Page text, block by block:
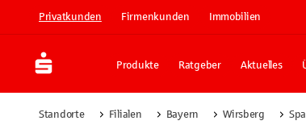
Privatkunden Firmenkunden Immobilien
Produkte Ratgeber Aktuelles
Standorte Filialen Bayern Wirsberg